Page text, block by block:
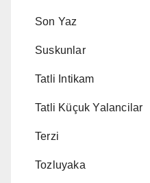
Son Yaz
Suskunlar
Tatli Intikam
Tatli Küçuk Yalancilar
Terzi
Tozluyaka